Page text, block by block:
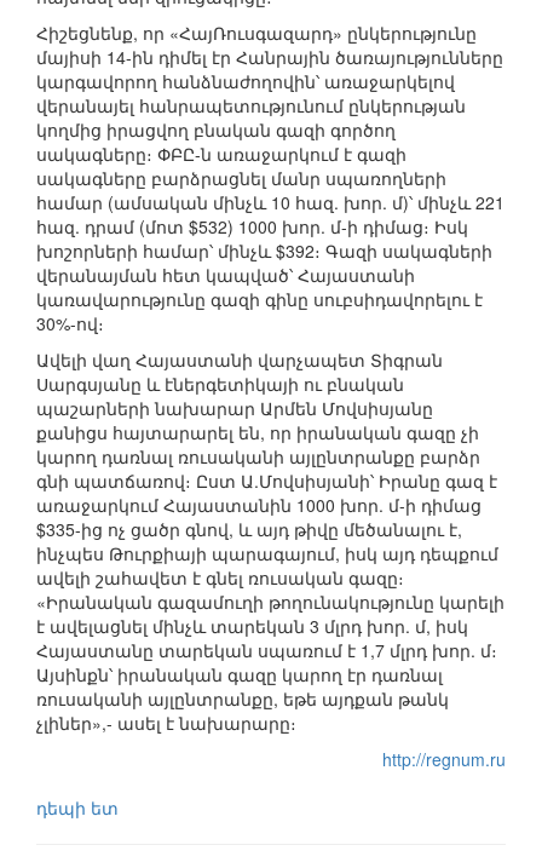
Հիշեցնենք, որ «ՀայՌուսգազարդ» ընկերությունը
մայիսի 14-ին դիմել էր Հանրային ծառայությունները
կարգավորող հանձնաժողովին՝ առաջարկելով
վերանայել հանրապետությունում ընկերության
կողմից իրացվող բնական գազի գործող
սակագները։ ՓԲԸ-ն առաջարկում է գազի
սակագները բարձրացնել մանր սպառողների
համար (ամսական մինչև 10 հազ. խոր. մ)՝ մինչև 221
հազ. դրամ (մոտ $532) 1000 խոր. մ-ի դիմաց։ Իսկ
խոշորների համար՝ մինչև $392։ Գազի սակագների
վերանայման հետ կապված՝ Հայաստանի
կառավարությունը գազի գինը սուբսիդավորելու է
30%-ով։
Ավելի վաղ Հայաստանի վարչապետ Տիգրան
Սարգսյանը և էներգետիկայի ու բնական
պաշարների նախարար Արմեն Մովսիսյանը
քանիցս հայտարարել են, որ իրանական գազը չի
կարող դառնալ ռուսականի այլընտրանքը բարձր
գնի պատճառով։ Ըստ Ա.Մովսիսյանի՝ Իրանը գազ է
առաջարկում Հայաստանին 1000 խոր. մ-ի դիմաց
$335-ից ոչ ցածր գնով, և այդ թիվը մեծանալու է,
ինչպես Թուրքիայի պարագայում, իսկ այդ դեպքում
ավելի շահավետ է գնել ռուսական գազը։
«Իրանական գազամուղի թողունակությունը կարելի
է ավելացնել մինչև տարեկան 3 մլրդ խոր. մ, իսկ
Հայաստանը տարեկան սպառում է 1,7 մլրդ խոր. մ։
Այսինքն՝ իրանական գազը կարող էր դառնալ
ռուսականի այլընտրանքը, եթե այդքան թանկ
չլիներ»,- ասել է նախարարը։
http://regnum.ru
դեպի ետ